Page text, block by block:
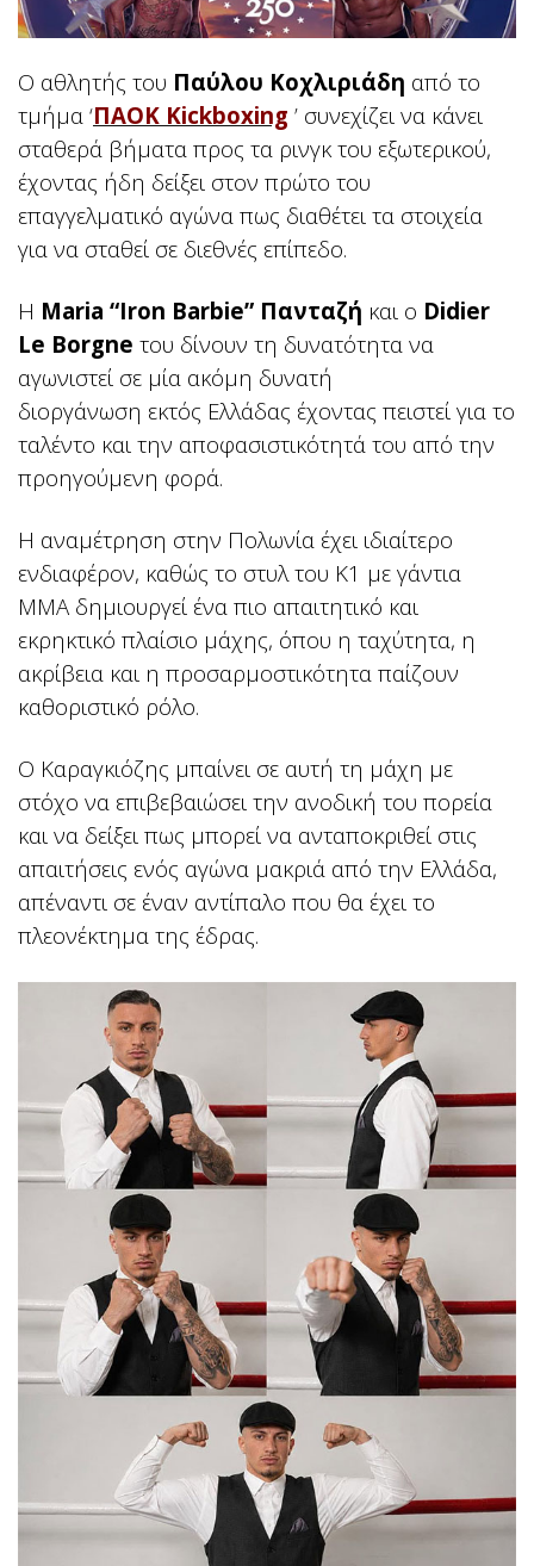
Ο αθλητής του Παύλου Κοχλιριάδη από το
τμήμα ‘ΠΑΟΚ Kickboxing ’ συνεχίζει να κάνει
σταθερά βήματα προς τα ρινγκ του εξωτερικού,
έχοντας ήδη δείξει στον πρώτο του
επαγγελματικό αγώνα πως διαθέτει τα στοιχεία
για να σταθεί σε διεθνές επίπεδο.
Η Maria “Iron Barbie” Πανταζή και ο Didier
Le Borgne του δίνουν τη δυνατότητα να
αγωνιστεί σε μία ακόμη δυνατή
διοργάνωση εκτός Ελλάδας έχοντας πειστεί για το
ταλέντο και την αποφασιστικότητά του από την
προηγούμενη φορά.
Η αναμέτρηση στην Πολωνία έχει ιδιαίτερο
ενδιαφέρον, καθώς το στυλ του Κ1 με γάντια
MMA δημιουργεί ένα πιο απαιτητικό και
εκρηκτικό πλαίσιο μάχης, όπου η ταχύτητα, η
ακρίβεια και η προσαρμοστικότητα παίζουν
καθοριστικό ρόλο.
Ο Καραγκιόζης μπαίνει σε αυτή τη μάχη με
στόχο να επιβεβαιώσει την ανοδική του πορεία
και να δείξει πως μπορεί να ανταποκριθεί στις
απαιτήσεις ενός αγώνα μακριά από την Ελλάδα,
απέναντι σε έναν αντίπαλο που θα έχει το
πλεονέκτημα της έδρας.